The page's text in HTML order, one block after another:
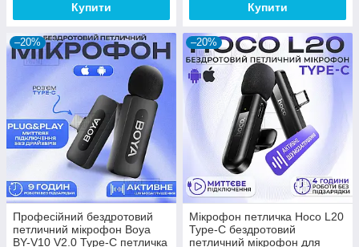
Купити Купити
–20%
Професійний бездротовий
петличний мікрофон Boya
BY-V10 V2.0 Type-C петличка
–20%
Мікрофон петличка Hoco L20
Type-C бездротовий
петличний мікрофон для